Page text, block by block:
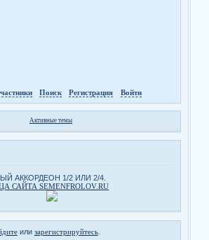
Поиск Регистрация Войти
Активные темы
АККОРДЕОН 1/2 ИЛИ 2/4.
САЙТА SEMENFROLOV.RU
или зарегистрируйтесь.